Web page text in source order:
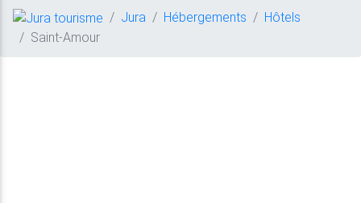
Jura Hébergements
Hôtels
Saint-Amour